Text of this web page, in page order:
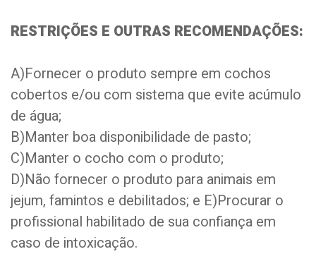
RESTRIÇÕES E OUTRAS RECOMENDAÇÕES:
A)Fornecer o produto sempre em cochos
cobertos e/ou com sistema que evite acúmulo
de água;
B)Manter boa disponibilidade de pasto;
C)Manter o cocho com o produto;
D)Não fornecer o produto para animais em
jejum, famintos e debilitados; e E)Procurar o
profissional habilitado de sua confiança em
caso de intoxicação.